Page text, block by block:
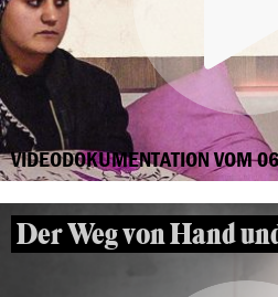
VIDEODOKUMENTATION VOM
Der Weg von Hand